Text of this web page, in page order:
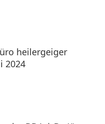
heilergeiger
2024